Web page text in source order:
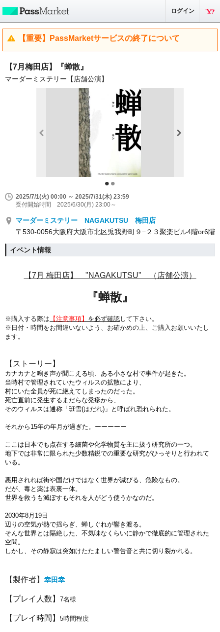
ログイン
【重要】PassMarketサービスの終了について
【7月梅田店】『蝉散』
マーダーミステリー【店舗公演】
2025/7/1(火) 00:00 ～ 2025/7/31(木) 23:59
受付開始時間 2025/6/30(月) 23:00～
マーダーミステリー NAGAKUTSU 梅田店
〒530-0056大阪府大阪市北区兎我野町９−２３聚楽ビル4階or6階
イベント情報
【7月 梅田店】 "NAGAKUTSU" （店舗公演）
『蝉散』
※購入する際は 【注意事項】 を必ず確認して下さい。
※日付・時間をお間違いないよう、 お確かめの上、ご購入お願いいたし
ます。
【ストーリー】
カナカナと鳴き声が聞こえる頃、ある小さな村で事件が起きた。
当時村で管理されていたウィルスの拡散により、
村にいた全員が死に絶えてしまったのだった。
死亡直前に発生するまだらな発疹から、
そのウィルスは通称「班雪(はだれ)」と呼ばれ恐れられた。
それから15年の年月が過ぎた。ーーーーー
ここは日本でも点在する細菌や化学物質を主に扱う研究所の一つ。
地下では非常に限られた少数精鋭での重要な研究がひっそりと行われて
いる。
悪用されれば街や国だけではなく世界が滅びる、危険なもの。
だが、毒と薬は表裏一体。
世界を救うも滅ぼすもそれを人がどう使うかなのだ。
2030年8月19日
辺りの空気が熱で揺らぎ、蝉しぐれが響き渡る。
そんな世界とは隔絶した、不気味なくらいに静かで徹底的に管理された
空間。
しかし、その静寂は突如けたたましい警告音と共に切り裂かれる。
【製作者】 幸田幸
【プレイ人数】 7名様
【プレイ時間】 5時間程度